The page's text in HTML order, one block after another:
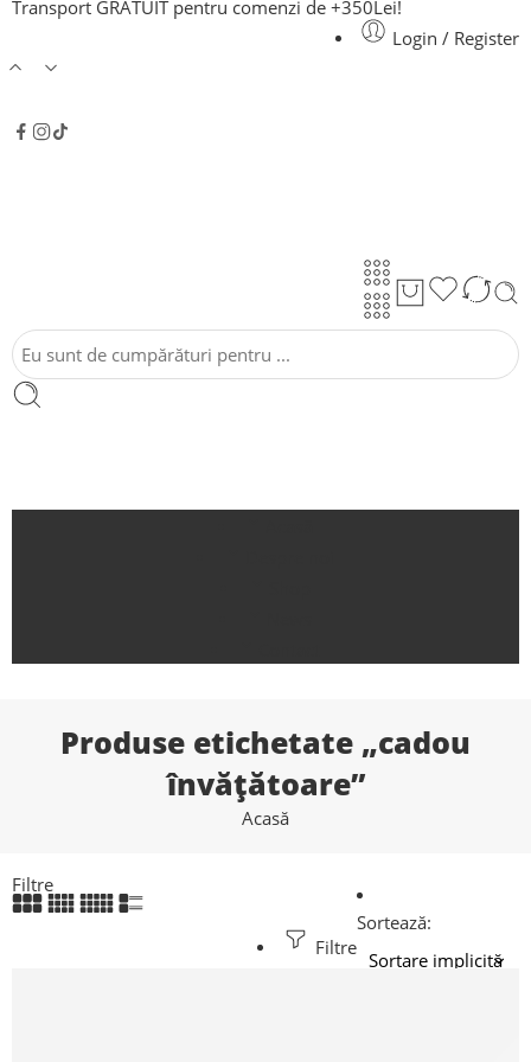
Transport GRATUIT pentru comenzi de +350Lei!
Login / Register
Produse etichetate „cadou
învățătoare”
Acasă
Filtre
Filtre
Sortează: